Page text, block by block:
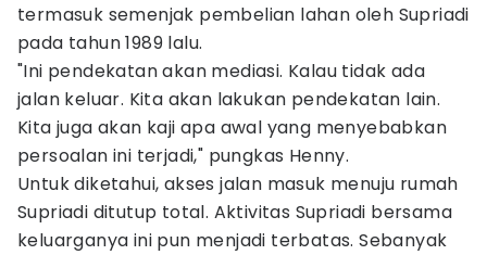
termasuk semenjak pembelian lahan oleh Supriadi
pada tahun 1989 lalu.
"Ini pendekatan akan mediasi. Kalau tidak ada
jalan keluar. Kita akan lakukan pendekatan lain.
Kita juga akan kaji apa awal yang menyebabkan
persoalan ini terjadi," pungkas Henny.
Untuk diketahui, akses jalan masuk menuju rumah
Supriadi ditutup total. Aktivitas Supriadi bersama
keluarganya ini pun menjadi terbatas. Sebanyak